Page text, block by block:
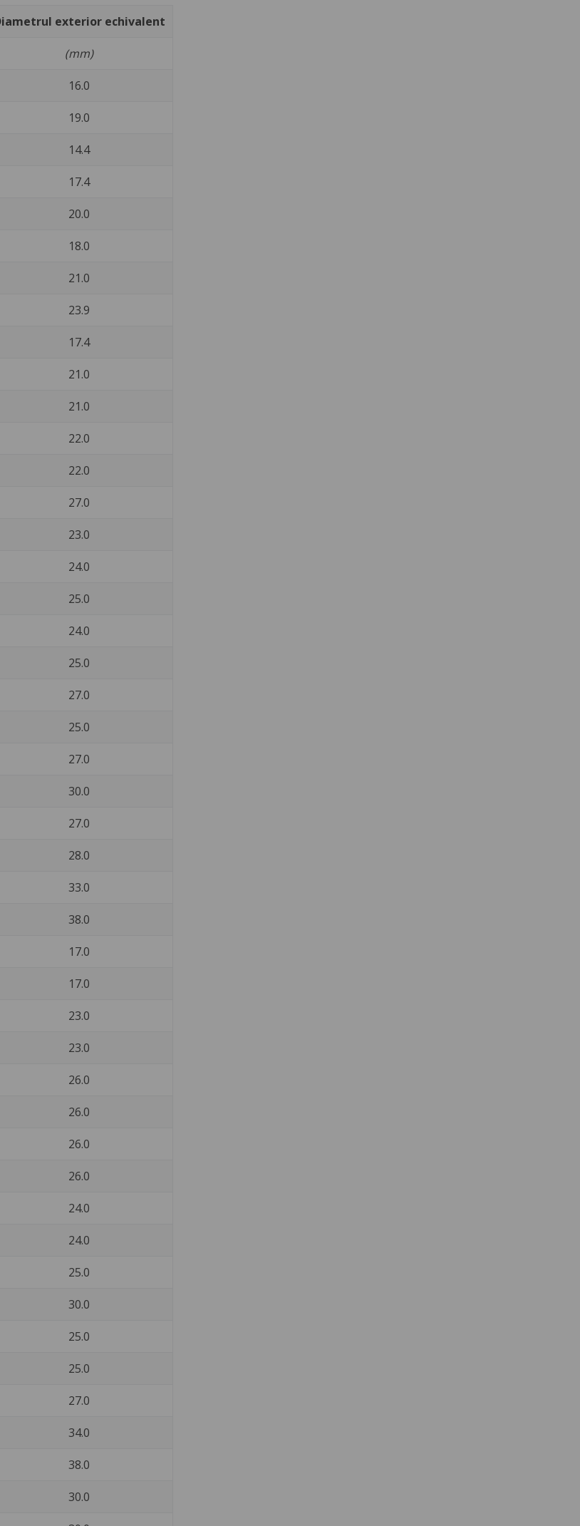
exterior echivalent
(mm)
16.0
19.0
14.4
17.4
20.0
18.0
21.0
23.9
17.4
21.0
21.0
22.0
22.0
27.0
23.0
24.0
25.0
24.0
25.0
27.0
25.0
27.0
30.0
27.0
28.0
33.0
38.0
17.0
17.0
23.0
23.0
26.0
26.0
26.0
26.0
24.0
24.0
25.0
30.0
25.0
25.0
27.0
34.0
38.0
30.0